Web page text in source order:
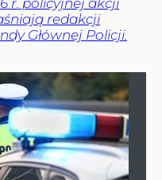
redakcji
Głównej Policji.